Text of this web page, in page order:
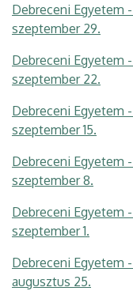
Debreceni Egyetem
szeptember 29.
Debreceni Egyetem
szeptember 22.
Debreceni Egyetem
szeptember 15.
Debreceni Egyetem
szeptember 8.
Debreceni Egyetem
szeptember 1.
Debreceni Egyetem
augusztus 25.